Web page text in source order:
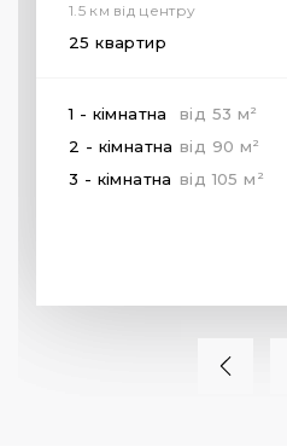
1.5 км від центру
25 квартир
1 - кімнатна від 53 м 2
2 - кімнатна від 90 м 2
3 - кімнатна від 105 м 2